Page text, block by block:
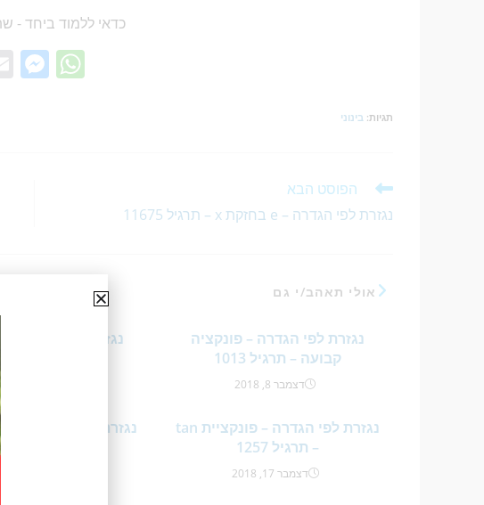
כדאי ללמוד ביחד -
W
תגיות: בינוני
הפוסט הבא
נגזרת לפי הגדרה – e בחזקת x – תרגיל 11675
אולי תאהב/י גם
נגזרת לפי הגדרה –
נגזרת לפי הגדרה – פונקציה
קבועה – תרגיל 1013
דצמבר 8, 2018
נגזרת לפי הגדרה – פונקציית tan
– תרגיל 1257
דצמבר 17, 2018